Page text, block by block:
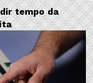
tempo da